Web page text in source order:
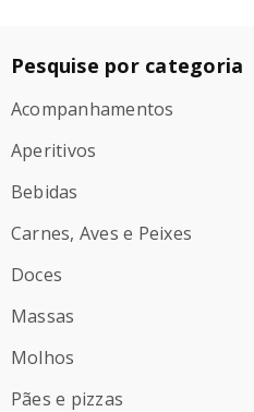
Pesquise por categoria
Acompanhamentos
Aperitivos
Bebidas
Carnes, Aves e Peixes
Doces
Massas
Molhos
Pães e pizzas